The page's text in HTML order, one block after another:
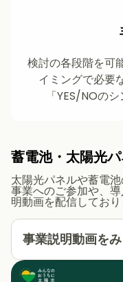
検討の各段階を可
イミングで必要
「YES/NOの
蓄電池・太陽光
太陽光パネルや蓄電
事業へのご参加や、
明動画を配信しており
事業説明動画を